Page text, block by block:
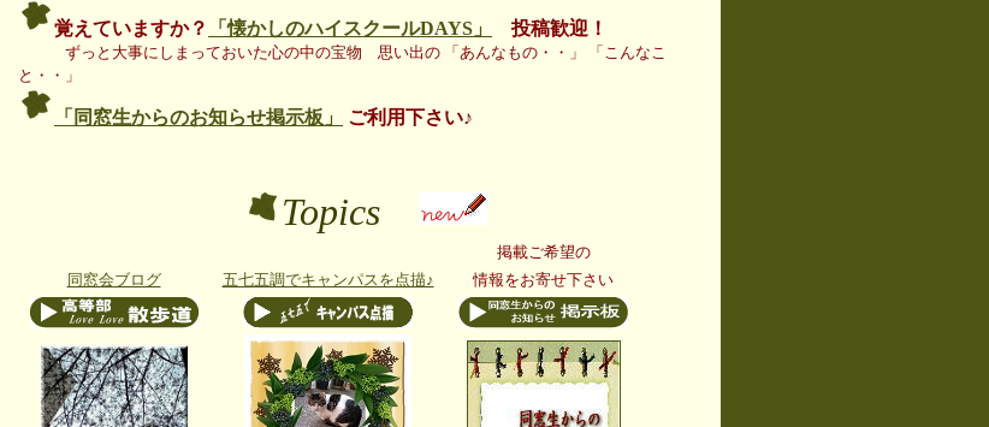
覚えていますか？ 「懐かしのハイスクールDAYS」 投稿歓迎！
ずっと大事にしまっておいた心の中の宝物 思い出の 「あんなもの・・」 「こんなこ
と・・」
「同窓生からのお知らせ掲示板」 ご利用下さい♪
Topics
掲載ご希望の
同窓会ブログ
五七五調でキャンパスを点描♪ 情報をお寄せ下さい